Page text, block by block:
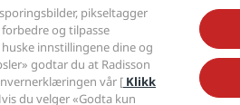
populære tilbudene våre
pikseltagger
og tilpasse
innstillingene dine og
godtar du at Radisson
vår [ Klikk
du velger «Godta kun